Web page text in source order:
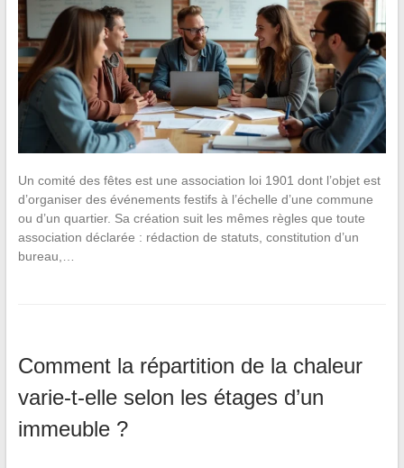
Un comité des fêtes est une association loi 1901 dont l’objet est
d’organiser des événements festifs à l’échelle d’une commune
ou d’un quartier. Sa création suit les mêmes règles que toute
association déclarée : rédaction de statuts, constitution d’un
bureau,…
Comment la répartition de la chaleur
varie-t-elle selon les étages d’un
immeuble ?